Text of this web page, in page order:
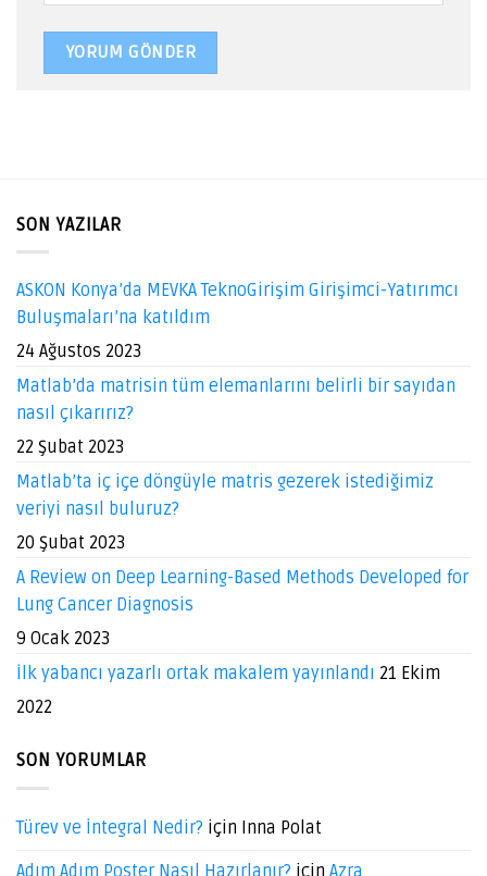
SON YAZILAR
ASKON Konya’da MEVKA TeknoGirişim Girişimci-Yatırımcı
Buluşmaları’na katıldım
24 Ağustos 2023
Matlab’da matrisin tüm elemanlarını belirli bir sayıdan
nasıl çıkarırız?
22 Şubat 2023
Matlab’ta iç içe döngüyle matris gezerek istediğimiz
veriyi nasıl buluruz?
20 Şubat 2023
A Review on Deep Learning-Based Methods Developed for
Lung Cancer Diagnosis
9 Ocak 2023
İlk yabancı yazarlı ortak makalem yayınlandı 21 Ekim
2022
SON YORUMLAR
Türev ve İntegral Nedir? için Inna Polat
Adım Adım Poster Nasıl Hazırlanır? için Azra